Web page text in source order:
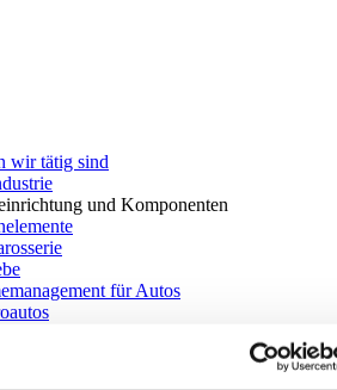
wir tätig sind
und Komponenten
für Autos